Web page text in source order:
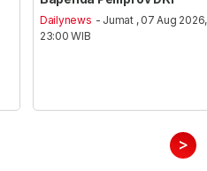
Dailynews - Jumat , 07 Aug 2026,
23:00 WIB
>